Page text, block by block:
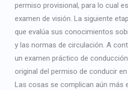
permiso provisional, para lo cual
examen de visión. La siguiente
que evalúa sus conocimientos
y las normas de circulación. A
un examen práctico de
original del permiso de conducir
Las cosas se complican aún más